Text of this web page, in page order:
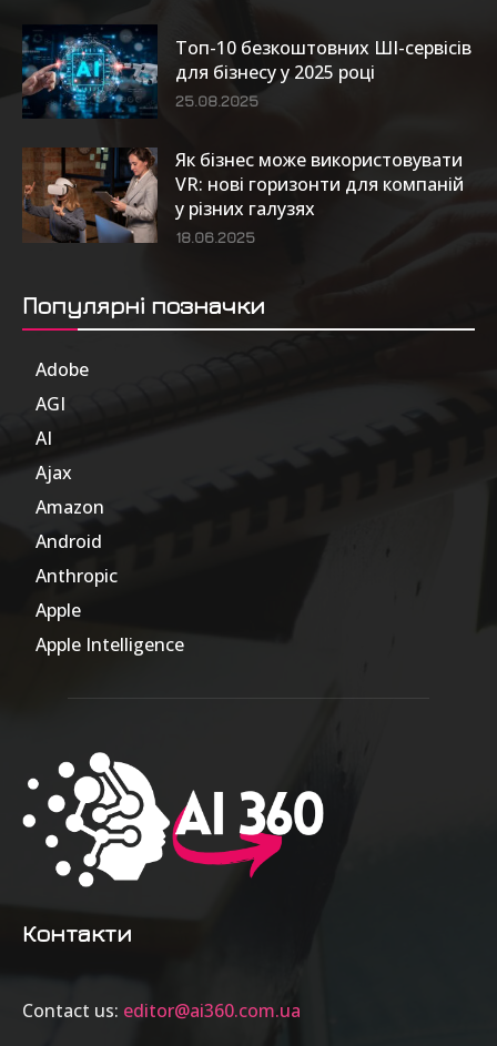
Топ-10 безкоштовних ШІ-сервісів
для бізнесу у 2025 році
25.08.2025
Як бізнес може використовувати
VR: нові горизонти для компаній
у різних галузях
18.06.2025
Популярні позначки
Adobe
AGI
AI
Ajax
Amazon
Android
Anthropic
Apple
Apple Intelligence
Контакти
Contact us: editor@ai360.com.ua